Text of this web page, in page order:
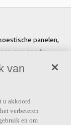
panelen,
een goede
van mensen te
van
u akkoord
verbeteren
en om